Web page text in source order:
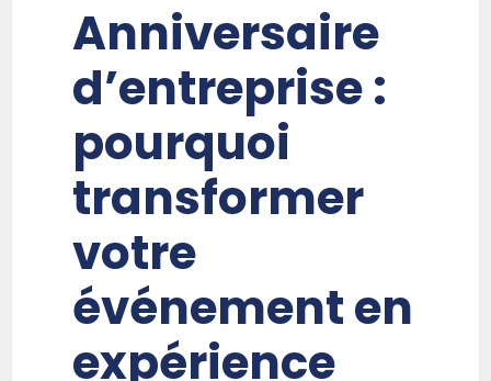
Anniversaire
d’entreprise :
pourquoi
transformer
votre
événement en
expérience